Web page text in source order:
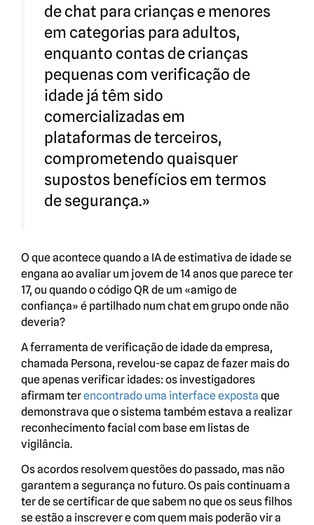
de chat para crianças e menores
em categorias para adultos,
enquanto contas de crianças
pequenas com verificação de
idade já têm sido
comercializadas em
plataformas de terceiros,
comprometendo quaisquer
supostos benefícios em termos
de segurança.»
O que acontece quando a IA de estimativa de idade se
engana ao avaliar um jovem de 14 anos que parece ter
17, ou quando o código QR de um «amigo de
confiança» é partilhado num chat em grupo onde não
deveria?
A ferramenta de verificação de idade da empresa,
chamada Persona, revelou-se capaz de fazer mais do
que apenas verificar idades: os investigadores
afirmam terencontrado uma interface exposta que
demonstrava que o sistema também estava a realizar
reconhecimento facial com base em listas de
vigilância.
Os acordos resolvem questões do passado, mas não
garantem a segurança no futuro. Os pais continuam a
ter de se certificar de que sabem no que os seus filhos
se estão a inscrever e com quem mais poderão vir a